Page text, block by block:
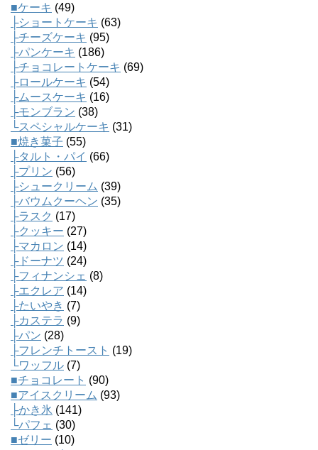
■ケーキ (49)
├ショートケーキ (63)
├チーズケーキ (95)
├パンケーキ (186)
├チョコレートケーキ (69)
├ロールケーキ (54)
├ムースケーキ (16)
├モンブラン (38)
└スペシャルケーキ (31)
■焼き菓子 (55)
├タルト・パイ (66)
├プリン (56)
├シュークリーム (39)
├バウムクーヘン (35)
├ラスク (17)
├クッキー (27)
├マカロン (14)
├ドーナツ (24)
├フィナンシェ (8)
├エクレア (14)
├たいやき (7)
├カステラ (9)
├パン (28)
├フレンチトースト (19)
└ワッフル (7)
■チョコレート (90)
■アイスクリーム (93)
├かき氷 (141)
└パフェ (30)
■ゼリー (10)